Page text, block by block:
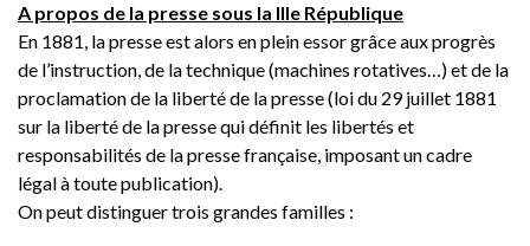
A propos de la presse sous la IIIe République
En 1881, la presse est alors en plein essor grâce aux progrès
de l’instruction, de la technique (machines rotatives…) et de la
proclamation de la liberté de la presse (loi du 29 juillet 1881
sur la liberté de la presse qui définit les libertés et
responsabilités de la presse française, imposant un cadre
légal à toute publication).
On peut distinguer trois grandes familles :